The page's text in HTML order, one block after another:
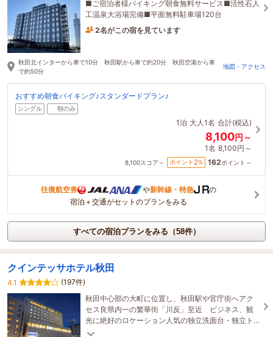
■ご宿泊者様バイキング朝食無料サービス■活性石人
工温泉大浴場完備■平面無料駐車場120台
2名がこの宿を見ています
秋田北インターから車で10分 秋田駅から車で約20分 秋田空港から車
で約50分
地図・アクセス
おすすめ朝食バイキング♪スタンダードプラン♪
シングル 朝のみ
1泊 大人1名 合計(税込)
8,100円～
1名 8,100円～
8,100スコア～ ポイント 2% 162ポイント～
往復航空券 や新幹線・特急
の
宿泊＋交通がセットのプランをみる
すべての宿泊プランをみる（58件）
クインテッサホテル秋田
4.1
(197件)
秋田中心部の大町に位置し、秋田駅や官庁街へアク
セス良県内一の繁華街「川反」至近 ビジネス、観
光に絶好のロケーション人気の独立洗面台・独立ト
イレを主体とした過ごしやすいお部屋を多くご用意